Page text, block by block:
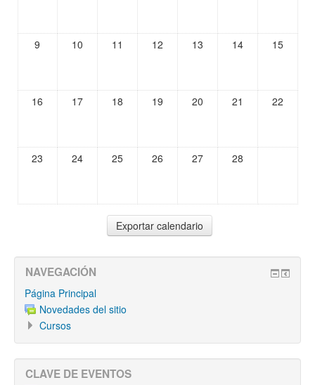
9 10 11 12 13 14 15
16 17 18 19 20 21 22
23 24 25 26 27 28
NAVEGACIÓN
Página Principal
Novedades del sitio
Cursos
CLAVE DE EVENTOS